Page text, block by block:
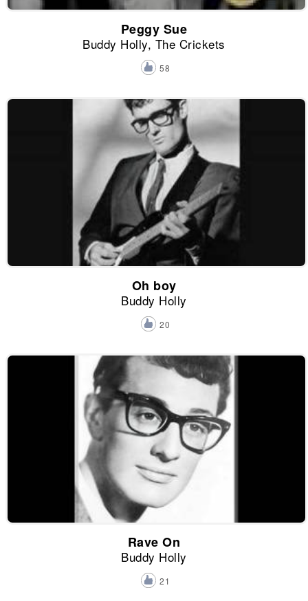
Peggy Sue
Buddy Holly, The Crickets
58
Oh boy
Buddy Holly
20
Rave On
Buddy Holly
21